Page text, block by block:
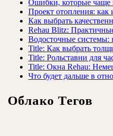
Ошибки, которые чаще
Проект отопления:
Как выбрать
Rehau Blitz:
Водосточные системы:
Title: Как выбрать
Title: Рольставни для
Title: Окна Rehau:
Что будет дальше в
Облако Тегов